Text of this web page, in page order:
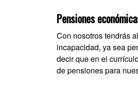
Pensiones
Con nosotros tendrás
incapacidad, ya sea
decir que en el
de pensiones para